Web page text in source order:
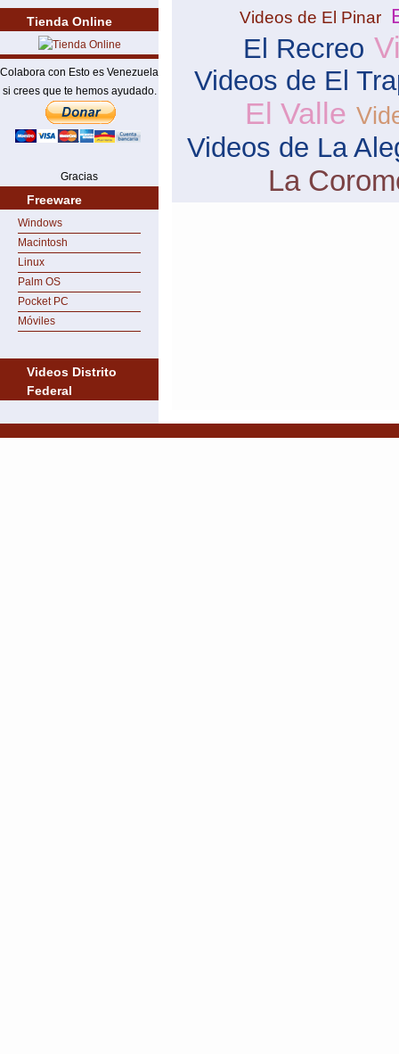
Tienda Online
Colabora con Esto es Venezuela
si crees que te hemos ayudado.
Gracias
Freeware
Windows
Macintosh
Linux
Palm OS
Pocket PC
Móviles
Videos Distrito
Federal
Videos de El Pinar
El Recreo
Videos de El
El Valle
Videos de La
La